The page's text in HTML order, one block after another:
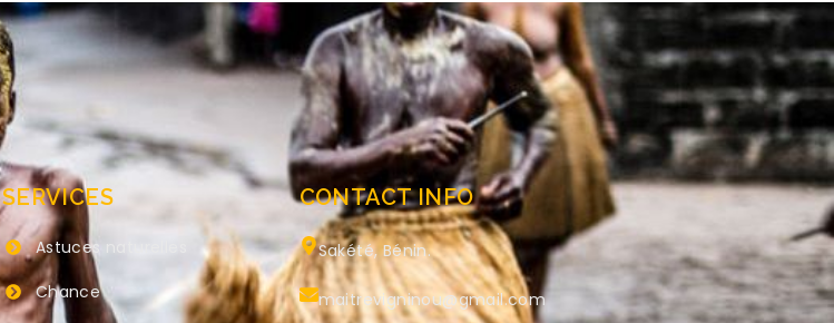
SERVICES
Astuces naturelles
Chance
CONTACT INFO
Sakété, Bénin.
maitrevigninou@gmail.com